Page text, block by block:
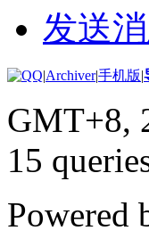
发送
|Archiver|手机版|
GMT+8,
15
Powered